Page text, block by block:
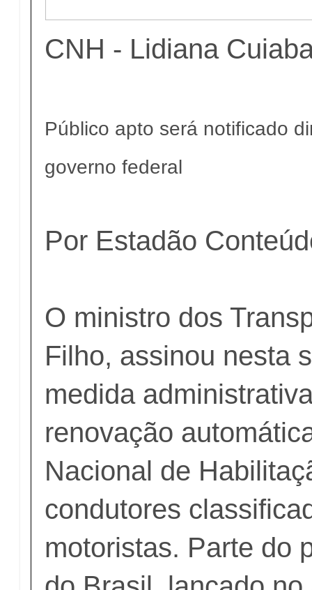
CNH - Lidiana
Público apto será notificado
governo federal
Por Estadão
O ministro dos
Filho, assinou nesta
medida
renovação
Nacional de
condutores
motoristas. Parte do